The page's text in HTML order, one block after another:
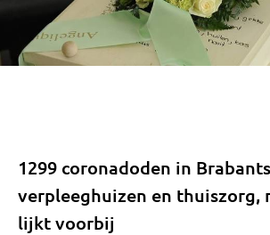
1299 coronadoden in
verpleeghuizen en thuiszorg,
lijkt voorbij